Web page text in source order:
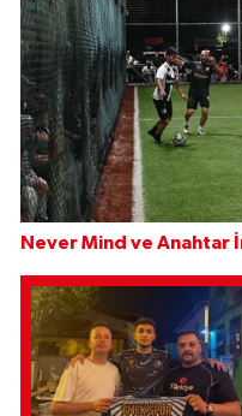
Never Mind ve Anahtar